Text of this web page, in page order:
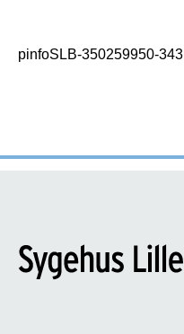
pinfoSLB-350259950-